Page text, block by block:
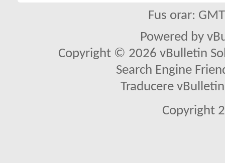
Fus orar:
Powered by
Copyright © 2026 vBulletin
Search Engine
Traducere
Copyright